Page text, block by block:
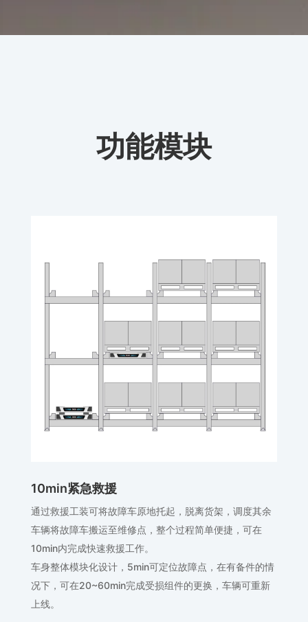
功能模块
10min紧急救援
通过救援工装可将故障车原地托起，脱离货架，调度其余
车辆将故障车搬运至维修点，整个过程简单便捷，可在
10min内完成快速救援工作。
车身整体模块化设计，5min可定位故障点，在有备件的情
况下，可在20~60min完成受损组件的更换，车辆可重新
上线。